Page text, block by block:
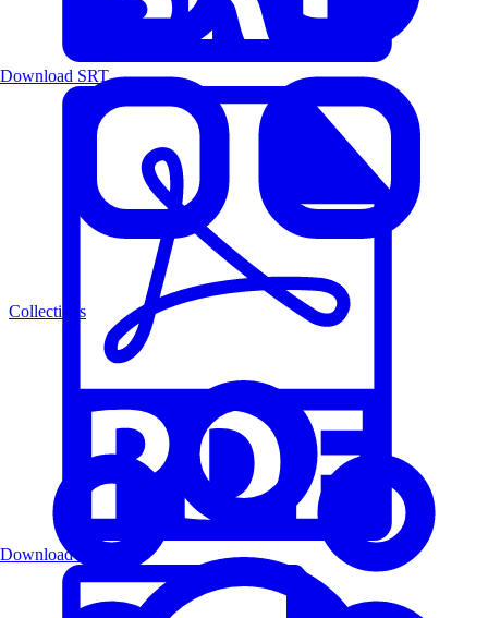
Collections
Download SRT
Download PDF